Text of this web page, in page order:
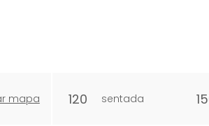
mapa 120 sentada